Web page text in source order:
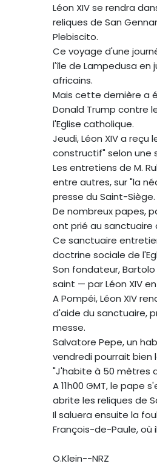
Léon XIV se rendra
reliques de San
Plebiscito.
Ce voyage d'une
l'île de Lampedusa en
africains.
Mais cette dernière a
Donald Trump contre
l'Eglise catholique.
Jeudi, Léon XIV a
constructif" selon une
Les entretiens de M.
entre autres, sur "la
presse du Saint-Siège.
De nombreux papes,
ont prié au sanctuaire
Ce sanctuaire
doctrine sociale de
Son fondateur,
saint — par Léon XIV
A Pompéi, Léon XIV
d'aide du sanctuaire,
messe.
Salvatore Pepe, un
vendredi pourrait bien
"J'habite à 50 mètres
A 11h00 GMT, le pape
abrite les reliques de
Il saluera ensuite la
François-de-Paule, où
O.Klein--NRZ